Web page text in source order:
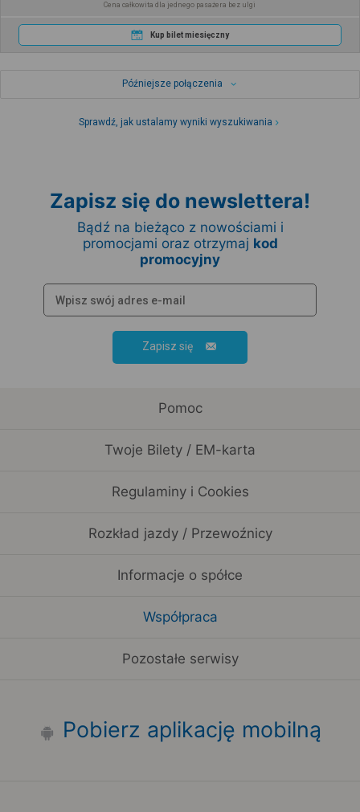
Cena całkowita dla jednego pasażera bez ulgi
Kup bilet miesięczny
Późniejsze połączenia
Sprawdź, jak ustalamy wyniki wyszukiwania
Zapisz się do newslettera!
Bądź na bieżąco z nowościami i
promocjami oraz otrzymaj kod
promocyjny
Zapisz się
Pomoc
Twoje Bilety / EM-karta
Regulaminy i Cookies
Rozkład jazdy / Przewoźnicy
Informacje o spółce
Współpraca
Pozostałe serwisy
Pobierz aplikację mobilną